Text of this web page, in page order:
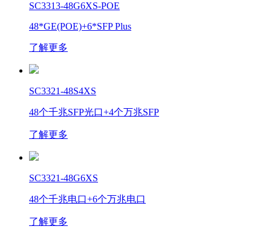
SC3313-48G6XS-POE
48*GE(POE)+6*SFP Plus
了解更多
SC3321-48S4XS
48个千兆SFP光口+4个万兆SFP
了解更多
SC3321-48G6XS
48个千兆电口+6个万兆电口
了解更多